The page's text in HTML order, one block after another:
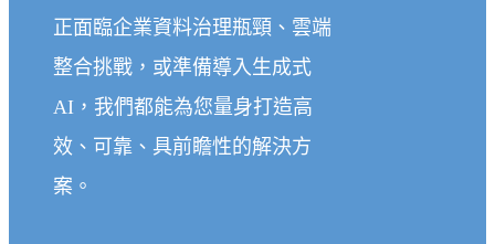
正面臨企業資料治理瓶頸、雲端
整合挑戰，或準備導入生成式
AI，我們都能為您量身打造高
效、可靠、具前瞻性的解決方
案。